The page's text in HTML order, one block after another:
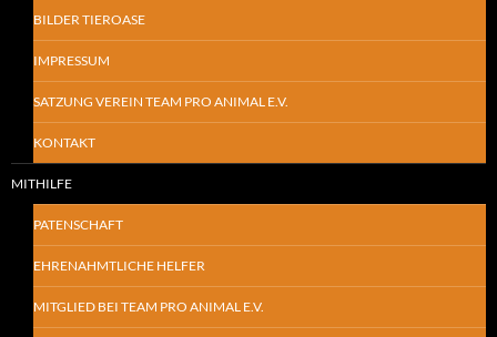
BILDER TIEROASE
IMPRESSUM
SATZUNG VEREIN TEAM PRO ANIMAL E.V.
KONTAKT
MITHILFE
PATENSCHAFT
EHRENAHMTLICHE HELFER
MITGLIED BEI TEAM PRO ANIMAL E.V.